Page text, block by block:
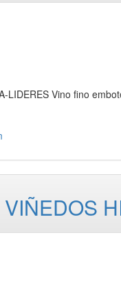
LIDERES Vino fino